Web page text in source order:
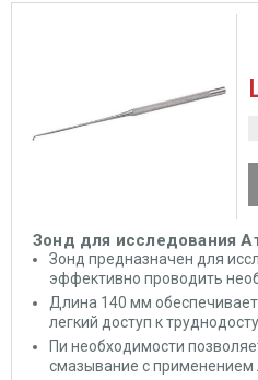
Зонд для исследования
Зонд предназначен для
эффективно проводить
Длина 140 мм обеспечивает
легкий доступ к
Пи необходимости
смазывание с применением